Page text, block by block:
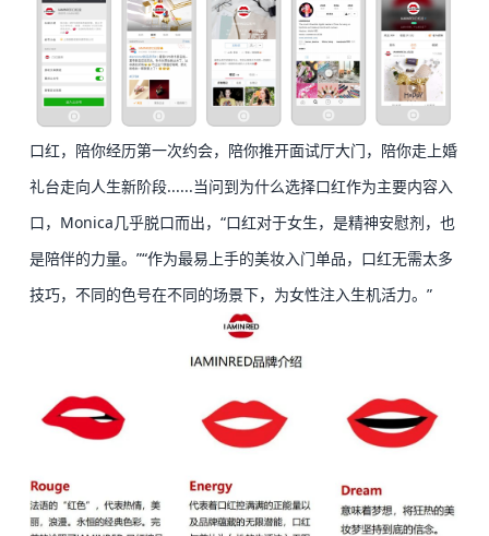
口红，陪你经历第一次约会，陪你推开面试厅大门，陪你走上婚
礼台走向人生新阶段......当问到为什么选择口红作为主要内容入
口，Monica几乎脱口而出，“口红对于女生，是精神安慰剂，也
是陪伴的力量。”“作为最易上手的美妆入门单品，口红无需太多
技巧，不同的色号在不同的场景下，为女性注入生机活力。”